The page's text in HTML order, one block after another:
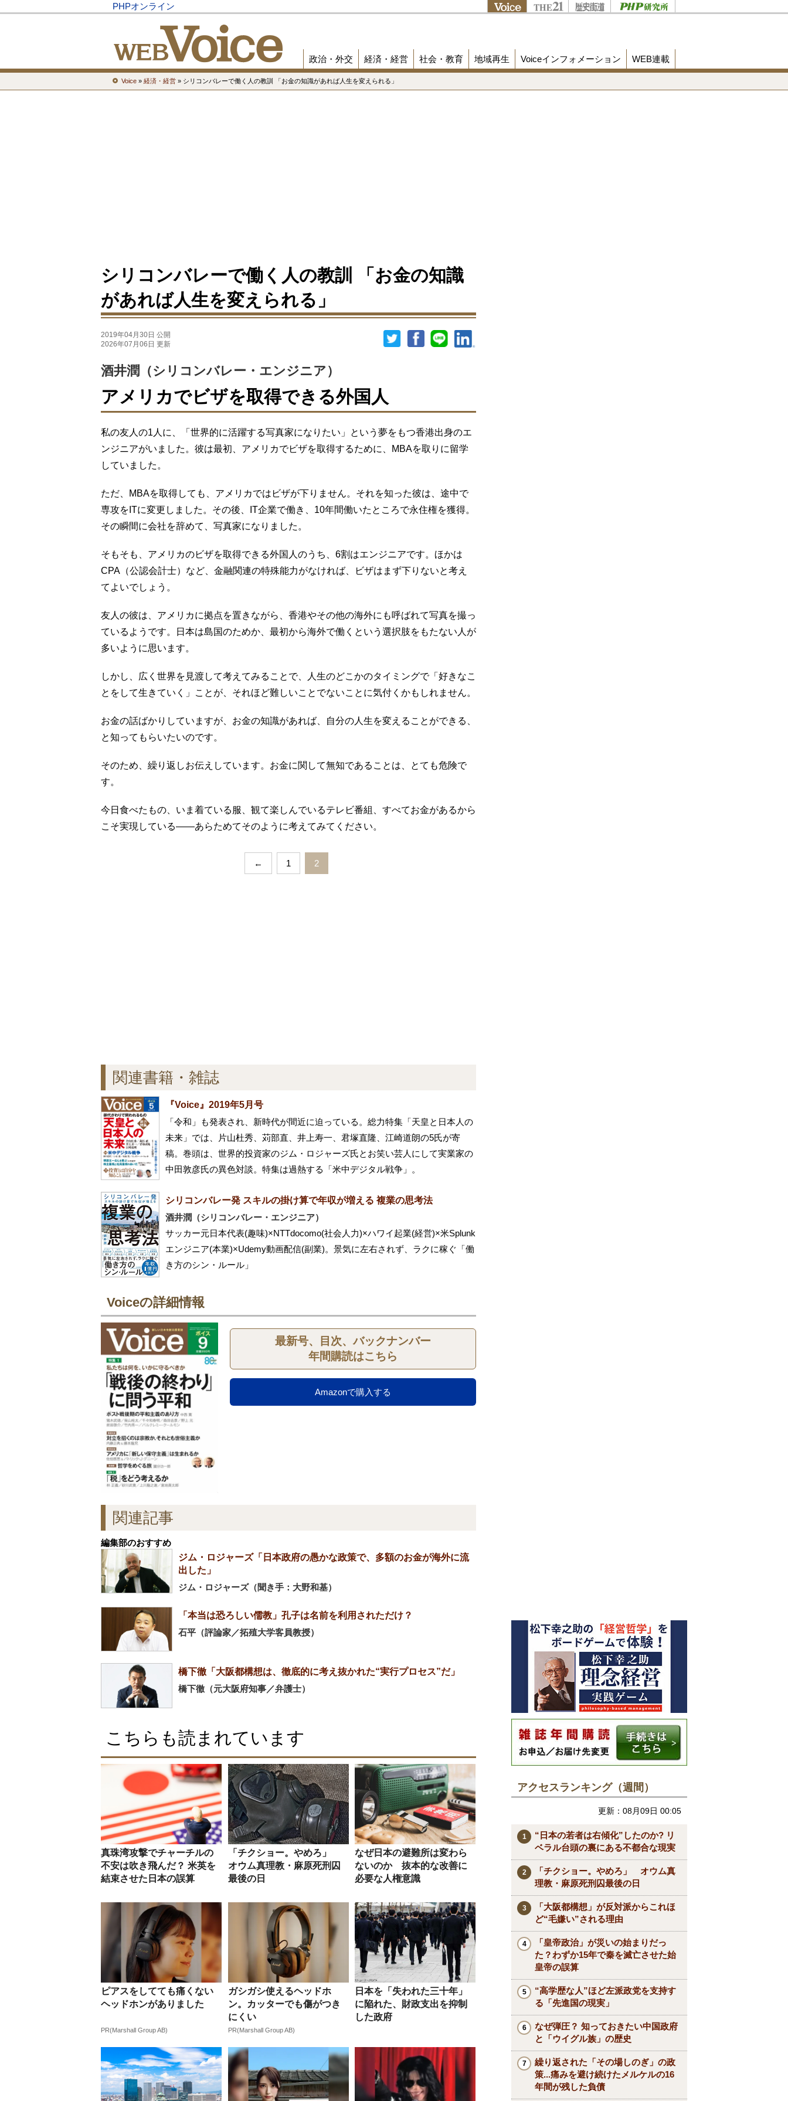
PHPオンライン
政治・外交 経済・経営 社会・教育 地域再生 Voiceインフォメーション WEB連載
Voice » 経済・経営 » シリコンバレーで働く人の教訓 「お金の知識があれば人生を変えられる」
シリコンバレーで働く人の教訓 「お金の知識
があれば人生を変えられる」
2019年04月30日 公開
2026年07月06日 更新
酒井潤（シリコンバレー・エンジニア）
アメリカでビザを取得できる外国人
私の友人の1人に、「世界的に活躍する写真家になりたい」という夢をもつ香港出身のエ
ンジニアがいました。彼は最初、アメリカでビザを取得するために、MBAを取りに留学
していました。
ただ、MBAを取得しても、アメリカではビザが下りません。それを知った彼は、途中で
専攻をITに変更しました。その後、IT企業で働き、10年間働いたところで永住権を獲得。
その瞬間に会社を辞めて、写真家になりました。
そもそも、アメリカのビザを取得できる外国人のうち、6割はエンジニアです。ほかは
CPA（公認会計士）など、金融関連の特殊能力がなければ、ビザはまず下りないと考え
てよいでしょう。
友人の彼は、アメリカに拠点を置きながら、香港やその他の海外にも呼ばれて写真を撮っ
ているようです。日本は島国のためか、最初から海外で働くという選択肢をもたない人が
多いように思います。
しかし、広く世界を見渡して考えてみることで、人生のどこかのタイミングで「好きなこ
とをして生きていく」ことが、それほど難しいことでないことに気付くかもしれません。
お金の話ばかりしていますが、お金の知識があれば、自分の人生を変えることができる、
と知ってもらいたいのです。
そのため、繰り返しお伝えしています。お金に関して無知であることは、とても危険で
す。
今日食べたもの、いま着ている服、観て楽しんでいるテレビ番組、すべてお金があるから
こそ実現している――あらためてそのように考えてみてください。
← 1 2
関連書籍・雑誌
『Voice』2019年5月号
「令和」も発表され、新時代が間近に迫っている。総力特集「天皇と日本人の
未来」では、片山杜秀、苅部直、井上寿一、君塚直隆、江崎道朗の5氏が寄
稿。巻頭は、世界的投資家のジム・ロジャーズ氏とお笑い芸人にして実業家の
中田敦彦氏の異色対談。特集は過熱する「米中デジタル戦争」。
シリコンバレー発 スキルの掛け算で年収が増える 複業の思考法
酒井潤（シリコンバレー・エンジニア）
サッカー元日本代表(趣味)×NTTdocomo(社会人力)×ハワイ起業(経営)×米Splunk
エンジニア(本業)×Udemy動画配信(副業)。景気に左右されず、ラクに稼ぐ「働
き方のシン・ルール」
Voiceの詳細情報
最新号、目次、バックナンバー
年間購読はこちら
Amazonで購入する
関連記事
編集部のおすすめ
ジム・ロジャーズ「日本政府の愚かな政策で、多額のお金が海外に流
出した」
ジム・ロジャーズ（聞き手：大野和基）
「本当は恐ろしい儒教」孔子は名前を利用されただけ？
石平（評論家／拓殖大学客員教授）
橋下徹「大阪都構想は、徹底的に考え抜かれた“実行プロセス”だ」
橋下徹（元大阪府知事／弁護士）
こちらも読まれています
真珠湾攻撃でチャーチルの
不安は吹き飛んだ？ 米英を
結束させた日本の誤算
「チクショー。やめろ」
オウム真理教・麻原死刑囚
最後の日
なぜ日本の避難所は変わら
ないのか 抜本的な改善に
必要な人権意識
ピアスをしてても痛くない
ヘッドホンがありました
PR(Marshall Group AB)
ガシガシ使えるヘッドホ
ン。カッターでも傷がつき
にくい
PR(Marshall Group AB)
日本を「失われた三十年」
に陥れた、財政支出を抑制
した政府
アクセスランキング（週間）
更新：08月09日 00:05
“日本の若者は右傾化”したのか? リ
ベラル台頭の裏にある不都合な現実
「チクショー。やめろ」 オウム真
理教・麻原死刑囚最後の日
「大阪都構想」が反対派からこれほ
ど“毛嫌い”される理由
「皇帝政治」が災いの始まりだっ
た？わずか15年で秦を滅亡させた始
皇帝の誤算
“高学歴な人”ほど左派政党を支持す
る「先進国の現実」
なぜ弾圧？ 知っておきたい中国政府
と「ウイグル族」の歴史
繰り返された「その場しのぎ」の政
策...痛みを避け続けたメルケルの16
年間が残した負債